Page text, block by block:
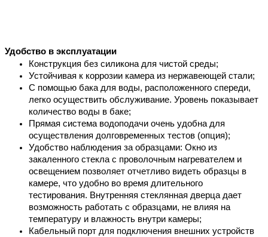
Удобство в эксплуатации
Конструкция без силикона для чистой среды;
Устойчивая к коррозии камера из нержавеющей стали;
С помощью бака для воды, расположенного спереди,
легко осуществить обслуживание. Уровень показывает
количество воды в баке;
Прямая система водоподачи очень удобна для
осуществления долговременных тестов (опция);
Удобство наблюдения за образцами: Окно из
закаленного стекла с проволочным нагревателем и
освещением позволяет отчетливо видеть образцы в
камере, что удобно во время длительного
тестирования. Внутренняя стеклянная дверца дает
возможность работать с образцами, не влияя на
температуру и влажность внутри камеры;
Кабельный порт для подключения внешних устройств